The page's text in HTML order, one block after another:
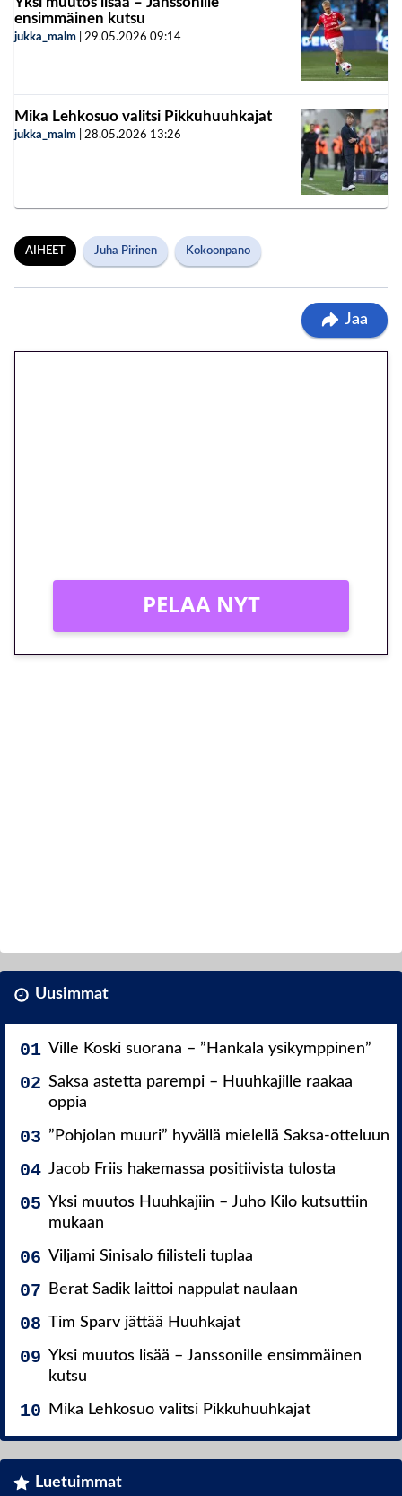
ensimmäinen kutsu
jukka_malm 29.05.2026 09:14
Mika Lehkosuo valitsi Pikkuhuuhkajat
jukka_malm 28.05.2026 13:26
AIHEET Juha Pirinen Kokoonpano
Jaa
PELAA NYT
Uusimmat
Ville Koski suorana – ”Hankala ysikymppinen”
Saksa astetta parempi – Huuhkajille raakaa
oppia
”Pohjolan muuri” hyvällä mielellä Saksa-otteluun
Jacob Friis hakemassa positiivista tulosta
Yksi muutos Huuhkajiin – Juho Kilo kutsuttiin
mukaan
Viljami Sinisalo fiilisteli tuplaa
Berat Sadik laittoi nappulat naulaan
Tim Sparv jättää Huuhkajat
Yksi muutos lisää – Janssonille ensimmäinen
kutsu
Mika Lehkosuo valitsi Pikkuhuuhkajat
Luetuimmat